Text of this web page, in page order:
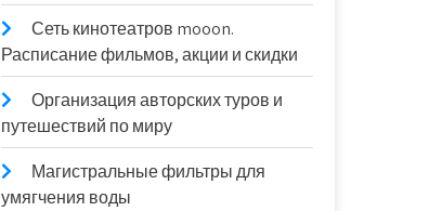
Сеть кинотеатров mooon.
Расписание фильмов, акции и скидки
Организация авторских туров и
путешествий по миру
Магистральные фильтры для
умягчения воды